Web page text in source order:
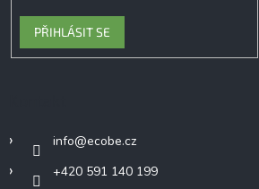
PŘIHLÁSIT SE
info@ecobe.cz
+420 591 140 199